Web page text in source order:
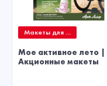
Макеты для ...
Мое активное лето |
Акционные макеты